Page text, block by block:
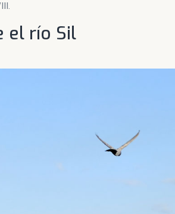
el río Sil